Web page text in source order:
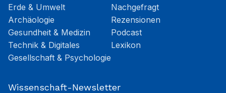
Erde & Umwelt
Archäologie
Gesundheit & Medizin
Technik & Digitales
Gesellschaft & Psychologie
Nachgefragt
Rezensionen
Podcast
Lexikon
Wissenschaft-Newsletter